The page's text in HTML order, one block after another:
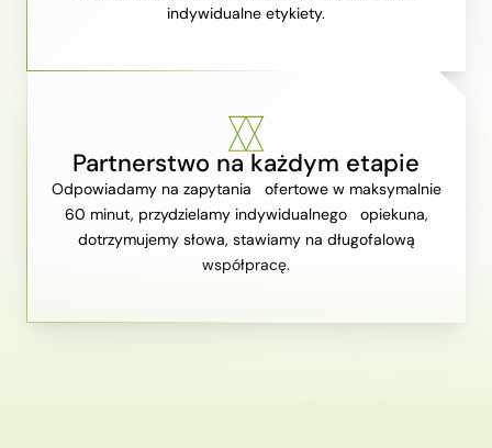
indywidualne etykiety.
Partnerstwo na każdym etapie
Odpowiadamy na zapytania ofertowe w maksymalnie
60 minut, przydzielamy indywidualnego opiekuna,
dotrzymujemy słowa, stawiamy na długofalową
współpracę.